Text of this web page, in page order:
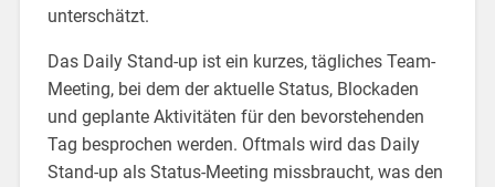
unterschätzt.
Das Daily Stand-up ist ein kurzes, tägliches Team-
Meeting, bei dem der aktuelle Status, Blockaden
und geplante Aktivitäten für den bevorstehenden
Tag besprochen werden. Oftmals wird das Daily
Stand-up als Status-Meeting missbraucht, was den